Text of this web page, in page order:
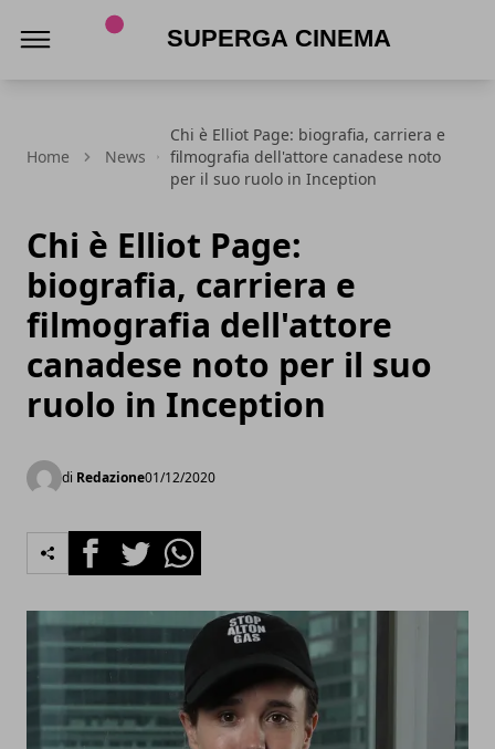
Home News
Chi è Elliot Page: biografia, carriera e
filmografia dell'attore canadese noto
per il suo ruolo in Inception
Chi è Elliot Page:
biografia, carriera e
filmografia dell'attore
canadese noto per il suo
ruolo in Inception
di Redazione01/12/2020
FacebookTwitterWhatsapp